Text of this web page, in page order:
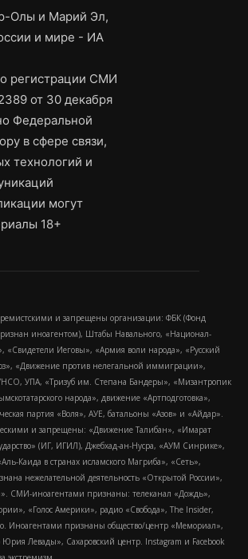
Олы и Марий Эл,
и мире - ИА
регистрации СМИ
от 30 декабря
Федеральной
в сфере связи,
технологий и
могут
18+
и запрещены организации: ФБК (Фонд
иноагентом), Штабы Навального, «Национал-
«Свидетели Иеговы», «Армия воли народа», «Русский
«Движение против нелегальной иммиграции»,
УПА, «Тризуб им. Степана Бандеры», «Мизантропик
народа», движение «Артподготовка»,
партия «Воля», АУЕ, батальоны «Азов» и «Айдар».
и запрещены: «Движение Талибан», «Имарат
(ИГ, ИГИЛ), Джебхад-ан-Нусра, «АУМ Синрике»,
Каида в странах исламского Магриба», «Сеть»,
нежелательной деятельность «Открытой России»,
СМИ-иноагентами признаны: телеканал «Дождь»,
«Голос Америки», радио «Свобода», The Insider,
Иноагентами признаны общество/центр «Мемориал»,
Левады», Сахаровский центр. Instagram и Facebook